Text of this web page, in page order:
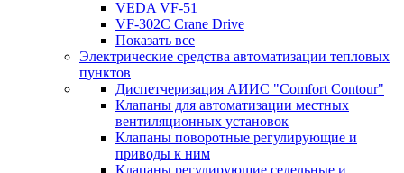
VEDA VF-51
VF-302C Crane Drive
Показать все
Электрические средства автоматизации тепловых
пунктов
Диспетчеризация АИИС "Comfort Contour"
Клапаны для автоматизации местных
вентиляционных установок
Клапаны поворотные регулирующие и
приводы к ним
Клапаны регулирующие седельные и